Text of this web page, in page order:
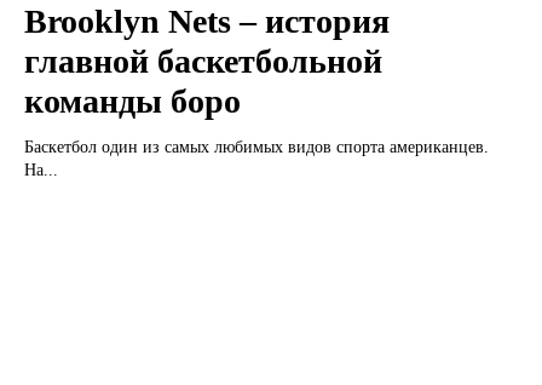
Brooklyn Nets – история
главной баскетбольной
команды боро
Баскетбол один из самых любимых видов спорта американцев.
На...